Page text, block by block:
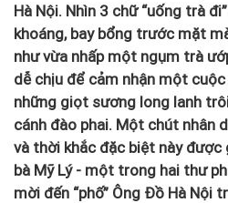
Hà Nội. Nhìn 3 chữ “uống trà
khoáng, bay bổng trước mặt
như vừa nhấp một ngụm trà
dễ chịu để cảm nhận một
những giọt sương long lanh
cánh đào phai. Một chút nhân
và thời khắc đặc biệt này được
bà Mỹ Lý - một trong hai thư
mời đến “phố” Ông Đồ Hà Nội